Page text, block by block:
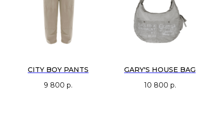
CITY BOY PANTS
9 800 р.
GARY'S HOUSE BAG
10 800 р.